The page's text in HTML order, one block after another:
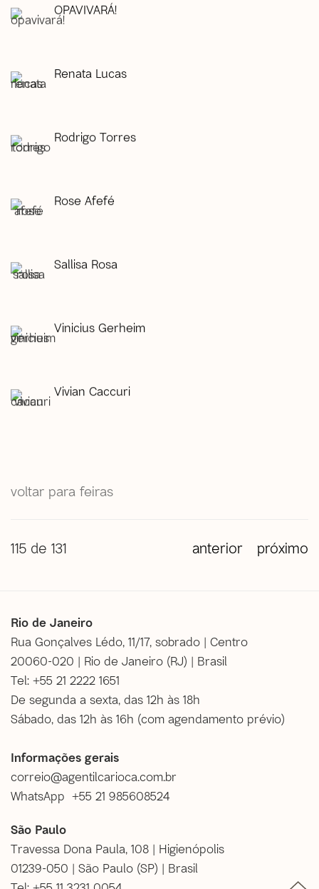
OPAVIVARÁ!
Renata Lucas
Rodrigo Torres
Rose Afefé
Sallisa Rosa
Vinicius Gerheim
Vivian Caccuri
voltar para feiras
anterior próximo
115 de 131
Rio de Janeiro
Rua Gonçalves Lédo, 11/17, sobrado | Centro
20060-020 | Rio de Janeiro (RJ) | Brasil
Tel: +55 21 2222 1651
De segunda a sexta, das 12h às 18h
Sábado, das 12h às 16h (com agendamento prévio)
Informações gerais
correio@agentilcarioca.com.br
WhatsApp +55 21 985608524
São Paulo
Travessa Dona Paula, 108 | Higienópolis
01239-050 | São Paulo (SP) | Brasil